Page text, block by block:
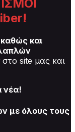
και
στο site μας και
νέα!
με όλους τους